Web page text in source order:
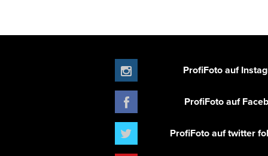
ProfiFoto auf
ProfiFoto auf
ProfiFoto auf twitter